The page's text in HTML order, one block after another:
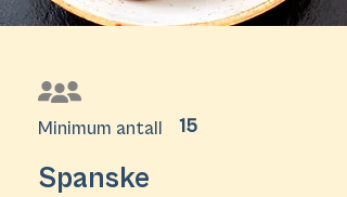
Minimum antall 15
Spanske